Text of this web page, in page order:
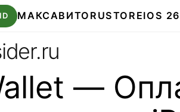
МАКСАВИТО RUSTOREIOS
—